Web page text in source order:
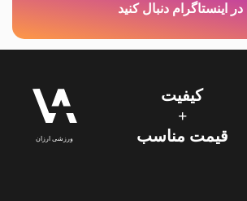
در اینستاگرام دنبال کنید
کیفیت
+
قیمت‌ مناسب
ورزشی ارزان